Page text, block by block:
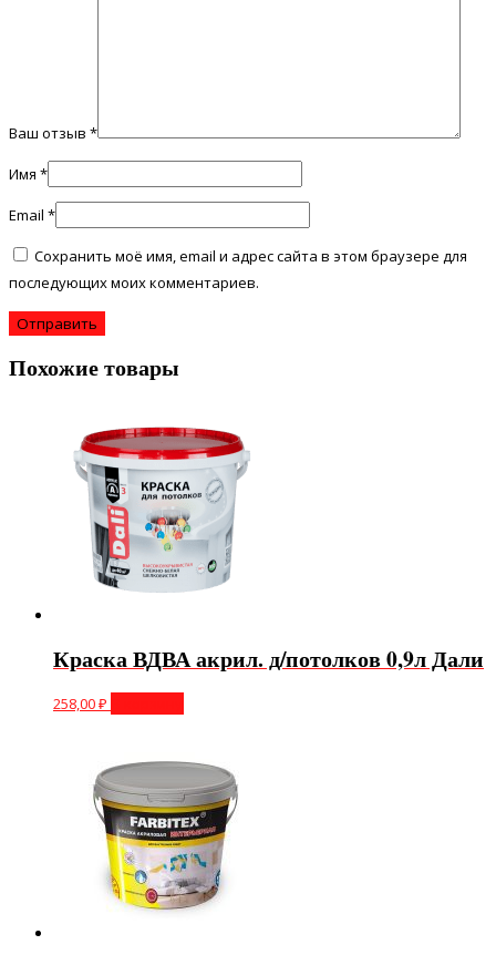
Ваш отзыв *
Имя *
Email *
Сохранить моё имя, email и адрес сайта в этом браузере для
последующих моих комментариев.
Похожие товары
Краска ВДВА акрил. д/потолков 0,9л Дали
258,00₽